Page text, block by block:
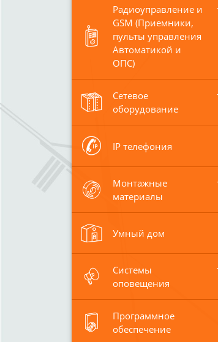
Радиоуправление и
GSM (Приемники,
пульты управления
Автоматикой и
ОПС)
Сетевое
оборудование
IP телефония
Монтажные
материалы
Умный дом
Системы
оповещения
Программное
обеспечение